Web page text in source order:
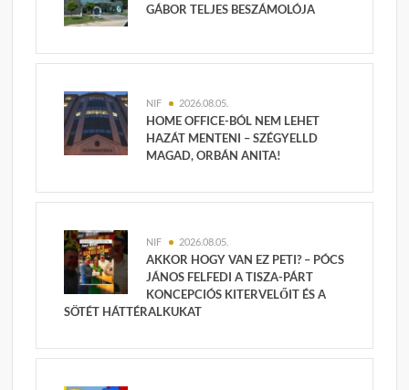
GÁBOR TELJES BESZÁMOLÓJA
NIF 2026.08.05.
HOME OFFICE-BÓL NEM LEHET
HAZÁT MENTENI – SZÉGYELLD
MAGAD, ORBÁN ANITA!
NIF 2026.08.05.
AKKOR HOGY VAN EZ PETI? – PÓCS
JÁNOS FELFEDI A TISZA-PÁRT
KONCEPCIÓS KITERVELŐIT ÉS A
SÖTÉT HÁTTÉRALKUKAT